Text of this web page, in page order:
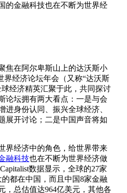
的金融科技也在不断为世界经
在阿尔卑斯山上的达沃斯小
界经济论坛年会（又称“达沃斯
经济精英汇聚于此，共同探讨
论坛拥有两大看点：一是与会
进身份认同、振兴全球经济、
展开讨论；二是中国声音将如
经济中的角色，给世界带来
融科技也在不断为世界经济做
数据显示，全球的27家
都在中国，而且中国8家金融
，总估值达964亿美元，其他各